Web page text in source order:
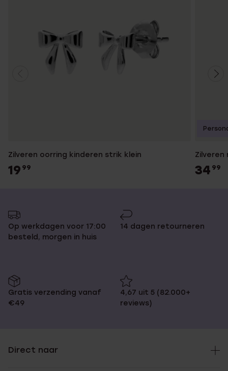
Zilveren oorring kinderen strik klein
19 99
Zilveren
34 99
Op werkdagen voor 17:00
besteld, morgen in huis
14 dagen retourneren
Gratis verzending vanaf
€49
4,67 uit 5 (82.000+
reviews)
Direct naar